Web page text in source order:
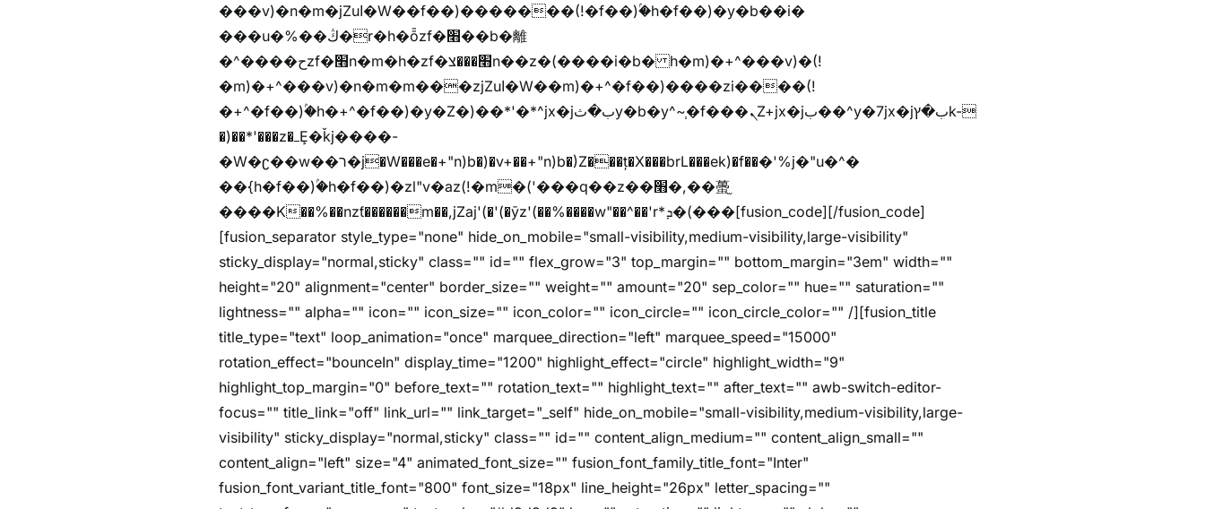
���v)�n�m�jZuا�W��f��)�������(!�f��)ۢ�h�f��)�y�b��i�
���u�%��ڭ�r�h�ȭzf�׫��b�離
�^����حzf�׫n�m�h�zf�׫���צn��z�(����i�b� h�m)�+^���v)�(!
�m)�+^���v)�n�m�m���zjZuا�W��m)�+^�f��)����zi����(!
�+^�f��)ۢ�h�+^�f��)�y�Z�)��*'�*^jx�jب�ثy�b�y^~֧�f���ܢZ+jx�jب��^y�7jx�jب�ץk-
�)��*'���z�ߺȨ�ǩj����-
�W�ʗ��w��ר�j�W���e�+"n)b�)�v+��+"n)b�)Z���ț�X���brL���ek)�f��؜�'%j�"u�^�
��{h�f��)ۢ�h�f��)�zl"v�az(!�m�('���q��z��׫�,��蠆֦
����K��%��nzƭ������m��,jZaj'(�'(�ȳz'(��%����w"��^��'r*ܕ�(���[fusion_code][/fusion_code]
[fusion_separator style_type="none" hide_on_mobile="small-visibility,medium-visibility,large-visibility"
sticky_display="normal,sticky" class="" id="" flex_grow="3" top_margin="" bottom_margin="3em" width=""
height="20" alignment="center" border_size="" weight="" amount="20" sep_color="" hue="" saturation=""
lightness="" alpha="" icon="" icon_size="" icon_color="" icon_circle="" icon_circle_color="" /][fusion_title
title_type="text" loop_animation="once" marquee_direction="left" marquee_speed="15000"
rotation_effect="bounceIn" display_time="1200" highlight_effect="circle" highlight_width="9"
highlight_top_margin="0" before_text="" rotation_text="" highlight_text="" after_text="" awb-switch-editor-
focus="" title_link="off" link_url="" link_target="_self" hide_on_mobile="small-visibility,medium-visibility,large-
visibility" sticky_display="normal,sticky" class="" id="" content_align_medium="" content_align_small=""
content_align="left" size="4" animated_font_size="" fusion_font_family_title_font="Inter"
fusion_font_variant_title_font="800" font_size="18px" line_height="26px" letter_spacing=""